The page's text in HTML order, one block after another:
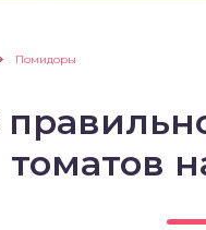
Помидоры
томатов